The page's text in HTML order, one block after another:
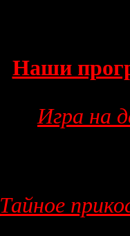
Наши
Игра на
Тайное